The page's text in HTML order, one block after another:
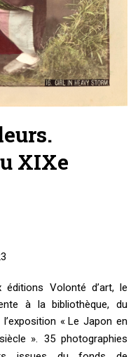
XIXe
éditions Volonté d’art, le
à la bibliothèque, du
« Le Japon en
siècle ». 35 photographies